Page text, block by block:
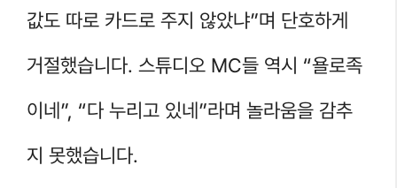
값도 따로 카드로 주지 않았냐”며 단호하게
거절했습니다. 스튜디오 MC들 역시 “욜로족
이네”, “다 누리고 있네”라며 놀라움을 감추
지 못했습니다.